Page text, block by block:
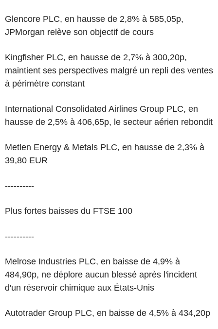
Glencore PLC, en hausse de 2,8% à 585,05p,
JPMorgan relève son objectif de cours
Kingfisher PLC, en hausse de 2,7% à 300,20p,
maintient ses perspectives malgré un repli des ventes
à périmètre constant
International Consolidated Airlines Group PLC, en
hausse de 2,5% à 406,65p, le secteur aérien rebondit
Metlen Energy & Metals PLC, en hausse de 2,3% à
39,80 EUR
----------
Plus fortes baisses du FTSE 100
----------
Melrose Industries PLC, en baisse de 4,9% à
484,90p, ne déplore aucun blessé après l'incident
d'un réservoir chimique aux États-Unis
Autotrader Group PLC, en baisse de 4,5% à 434,20p